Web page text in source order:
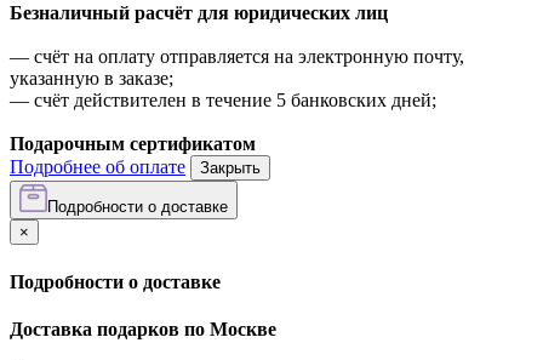
Безналичный расчёт для юридических лиц
— счёт на оплату отправляется на электронную почту,
указанную в заказе;
— счёт действителен в течение 5 банковских дней;
Подарочным сертификатом
Подробнее об оплате
Закрыть
Подробности о доставке
×
Подробности о доставке
Доставка подарков по Москве